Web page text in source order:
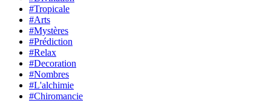
#Tropicale
#Arts
#Mystères
#Prédiction
#Relax
#Decoration
#Nombres
#L'alchimie
#Chiromancie